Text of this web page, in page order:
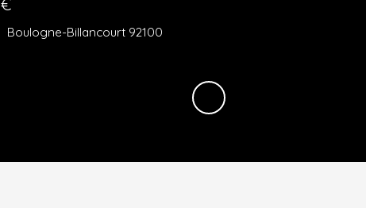
Paris 75017